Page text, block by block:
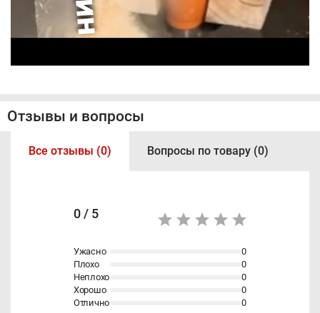
Отзывы и вопросы
Все отзывы (0) Вопросы по товару (0)
0 / 5
Ужасно
0
Плохо
0
Неплохо
0
Хорошо
0
Отлично
0